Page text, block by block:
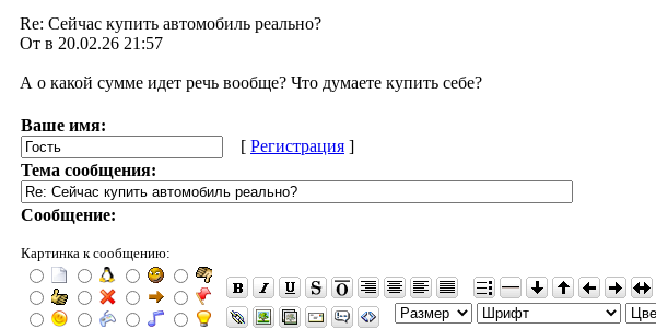
Re: Сейчас купить автомобиль реально?
От в 20.02.26 21:57
А о какой сумме идет речь вообще? Что думаете купить себе?
Ваше имя:
[ Регистрация ]
Тема сообщения:
Сообщение:
Картинка к сообщению: